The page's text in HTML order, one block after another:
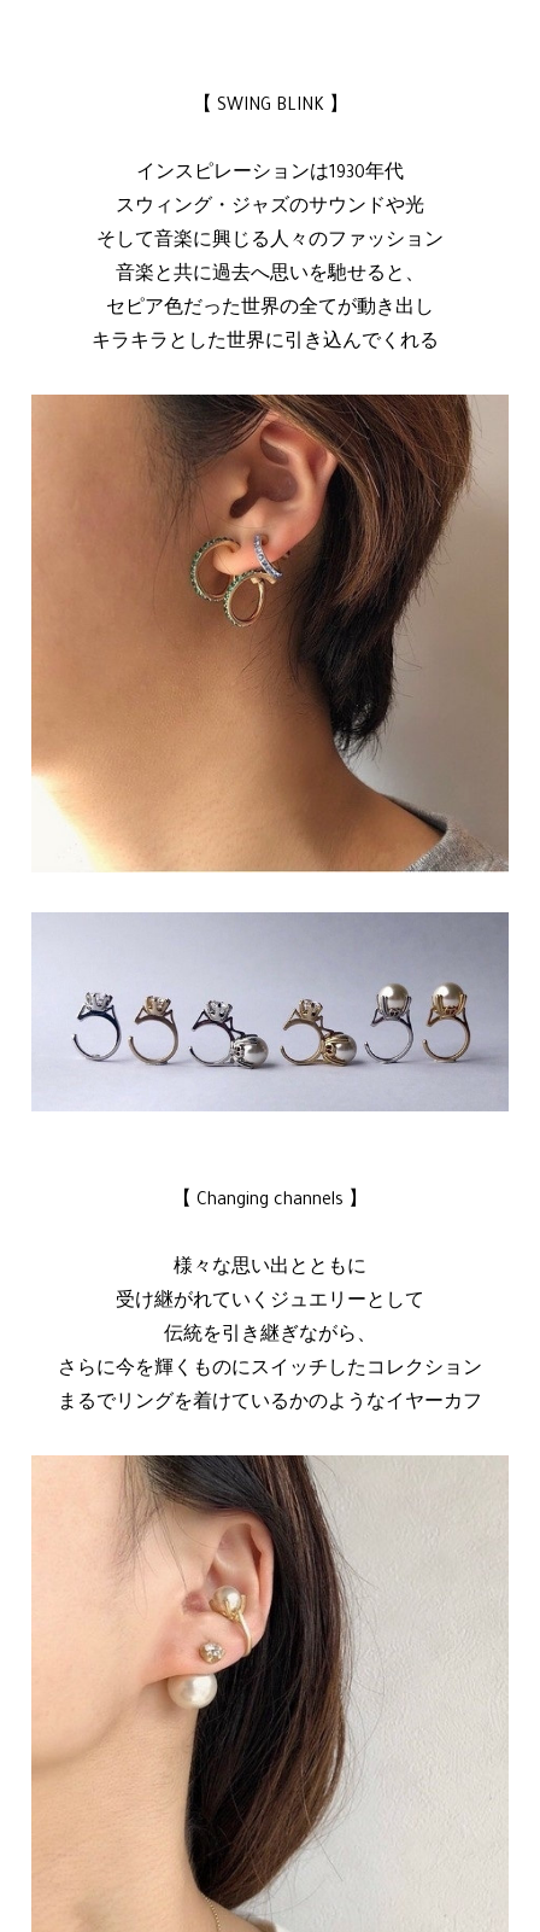
【 SWING BLINK 】
インスピレーションは1930年代
スウィング・ジャズのサウンドや光
そして音楽に興じる人々のファッション
音楽と共に過去へ思いを馳せると、
セピア色だった世界の全てが動き出し
キラキラとした世界に引き込んでくれる
【 Changing channels 】
様々な思い出とともに
受け継がれていくジュエリーとして
伝統を引き継ぎながら、
さらに今を輝くものにスイッチしたコレクション
まるでリングを着けているかのようなイヤーカフ